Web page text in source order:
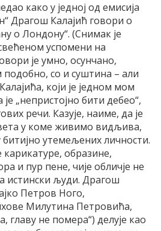
како у једној од емисија
Драгош Калајић говори о
о Лондону“. (Снимак је
успомени на
је умно, осунчано,
со и суштина – али
који је једном мом
„непристојно бити дебео“,
речи. Казује, наиме, да је
у коме живимо видљива,
битијно утемељених личности.
карикатуре, образине,
и пур пене, чије обличје не
истински људи. Драгош
Петров Ного,
Милутина Петровића,
главу не помера“) делује као